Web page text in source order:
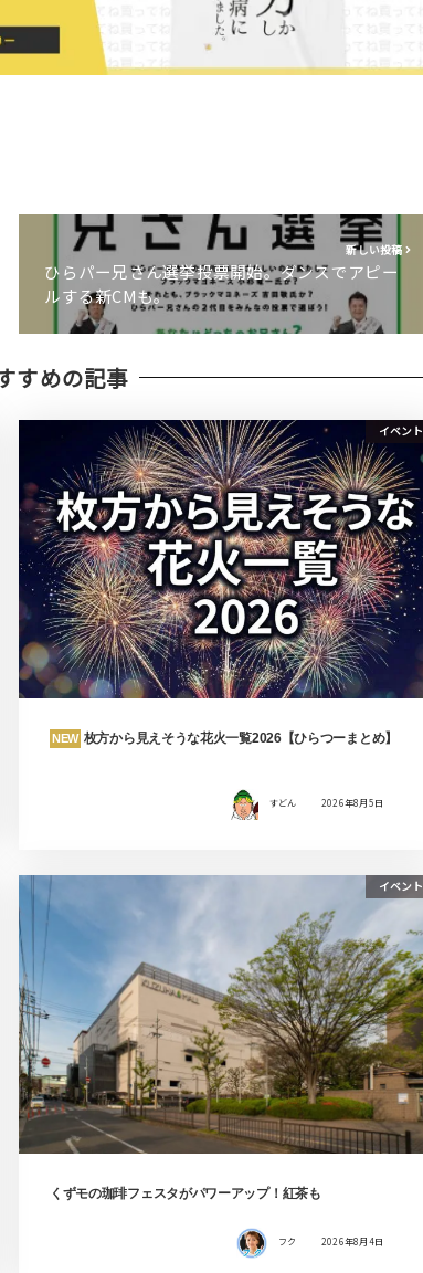
新しい投稿
ひらパー兄さん選挙投票開始。ダンスでアピー
ルする新CMも。
すめの記事
イベント
NEW 枚方から見えそうな花火一覧2026【ひらつーまとめ】
すどん 2026年8月5日
イベント
くずモの珈琲フェスタがパワーアップ！紅茶も
フク 2026年8月4日